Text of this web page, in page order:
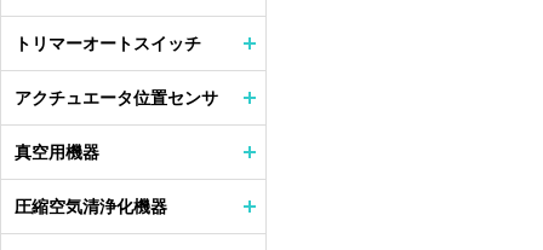
トリマーオートスイッチ
アクチュエータ位置センサ
真空用機器
圧縮空気清浄化機器